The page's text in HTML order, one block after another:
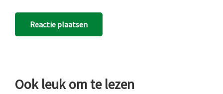
Ook leuk om te lezen